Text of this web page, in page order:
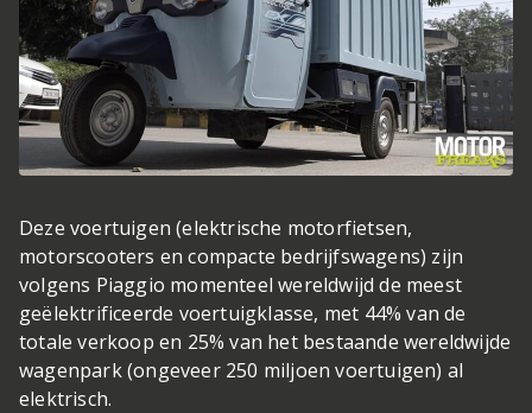
Deze voertuigen (elektrische motorfietsen,
motorscooters en compacte bedrijfswagens) zijn
volgens Piaggio momenteel wereldwijd de meest
geëlektrificeerde voertuigklasse, met 44% van de
totale verkoop en 25% van het bestaande wereldwijde
wagenpark (ongeveer 250 miljoen voertuigen) al
elektrisch.